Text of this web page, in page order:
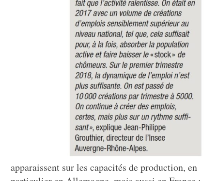
apparaissent sur les capacités de production, en